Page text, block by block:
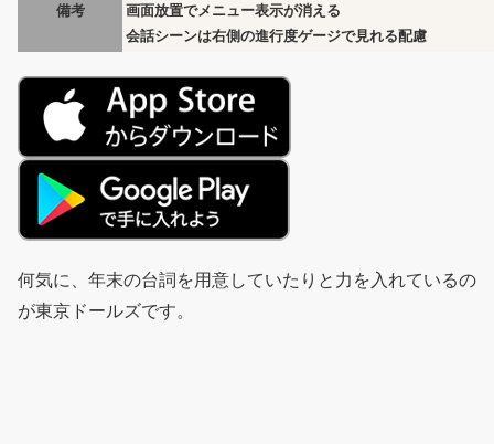
備考
画面放置でメニュー表示が消える
会話シーンは右側の進行度ゲージで見れる配慮
何気に、年末の台詞を用意していたりと力を入れているの
が東京ドールズです。